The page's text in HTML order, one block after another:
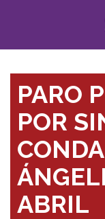
PARO
POR
ABRIL